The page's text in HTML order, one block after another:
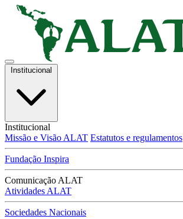
Institucional
Institucional
Missão e Visão ALAT Estatutos e regulamentos
Fundação Inspira
Comunicação ALAT
Atividades ALAT
Sociedades Nacionais